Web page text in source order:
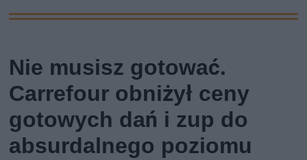
Nie musisz gotować.
Carrefour obniżył ceny
gotowych dań i zup do
absurdalnego poziomu